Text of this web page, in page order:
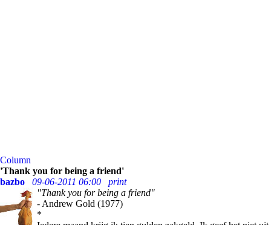
Column
'Thank you for being a friend'
bazbo
09-06-2011 06:00
print
"Thank you for being a friend"
- Andrew Gold (1977)
*